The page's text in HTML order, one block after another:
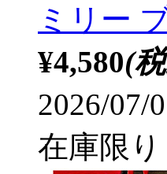
ミリー
¥4,580(
2026/07/
在庫限り